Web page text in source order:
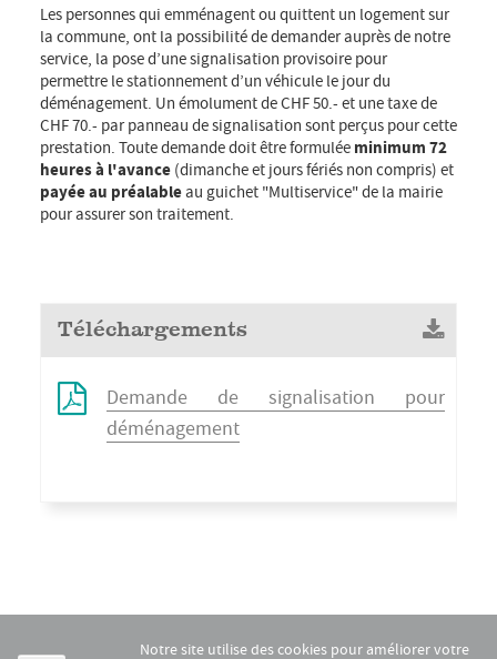
Les personnes qui emménagent ou quittent un logement sur
la commune, ont la possibilité de demander auprès de notre
service, la pose d’une signalisation provisoire pour
permettre le stationnement d’un véhicule le jour du
déménagement. Un émolument de CHF 50.- et une taxe de
CHF 70.- par panneau de signalisation sont perçus pour cette
prestation. Toute demande doit être formulée minimum 72
heures à l'avance (dimanche et jours fériés non compris) et
payée au préalableau guichet "Multiservice" de la mairie
pour assurer son traitement.
Téléchargements
Demande de signalisation pour
déménagement
Notre site utilise des cookies pour améliorer votre